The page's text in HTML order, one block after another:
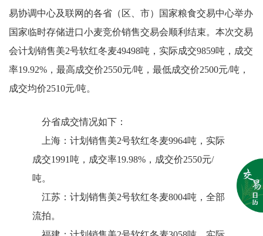
易协调中心及联网的各省（区、市）国家粮食交易中心举办
国家临时存储进口小麦竞价销售交易会顺利结束。本次交易
会计划销售美2号软红冬麦49498吨，实际成交9859吨，成交
率19.92%，最高成交价2550元/吨，最低成交价2500元/吨，
成交均价2510元/吨。
分省成交情况如下：
上海：计划销售美2号软红冬麦9964吨，实际
成交1991吨，成交率19.98%，成交价2550元/
吨。
江苏：计划销售美2号软红冬麦8004吨，全部
流拍。